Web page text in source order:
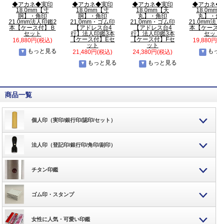
◆アカネ◆実印
18.0mm【寸
胴】・角印
21.0mm法人印鑑2
本【ケース付】Ｂ
セット
16,880円(税込)
もっと見る
◆アカネ◆実印
18.0mm【寸
胴】・角印
21.0mm・ゴム印
【アドレス台4
行】法人印鑑3本
【ケース付】Eセ
ット
21,480円(税込)
もっと見る
◆アカネ◆実印
18.0mm【天
丸】・角印
21.0mm・ゴム印
【アドレス台4
行】法人印鑑3本
【ケース付】Fセ
ット
24,380円(税込)
もっと見る
◆アカ
丸】・
21.0mm
本【ケー
セッ
19,880
も
商品一覧
個人印（実印/銀行印/認印/セット）
法人印（登記印/銀行印/角印/副印）
チタン印鑑
ゴム印・スタンプ
女性に人気・可愛い印鑑